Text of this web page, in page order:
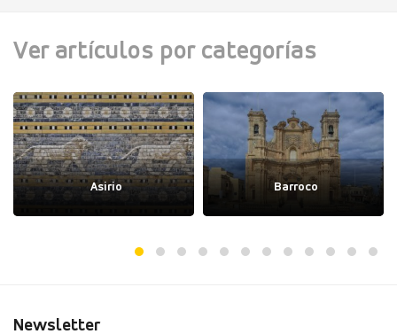
Ver artículos por categorías
Asirio Barroco
Newsletter